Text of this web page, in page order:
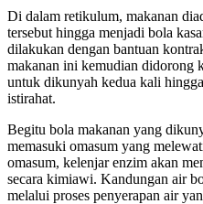
Di dalam retikulum, makanan
tersebut hingga menjadi bola
dilakukan dengan bantuan
makanan ini kemudian didorong
untuk dikunyah kedua kali
istirahat.
Begitu bola makanan yang
memasuki omasum yang
omasum, kelenjar enzim akan
secara kimiawi. Kandungan air
melalui proses penyerapan air